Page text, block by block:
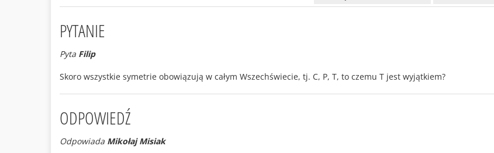
PYTANIE
Pyta Filip
Skoro wszystkie symetrie obowiązują w całym Wszechświecie, tj. C, P, T, to czemu T jest wyjątkiem?
ODPOWIEDŹ
Odpowiada Mikołaj Misiak